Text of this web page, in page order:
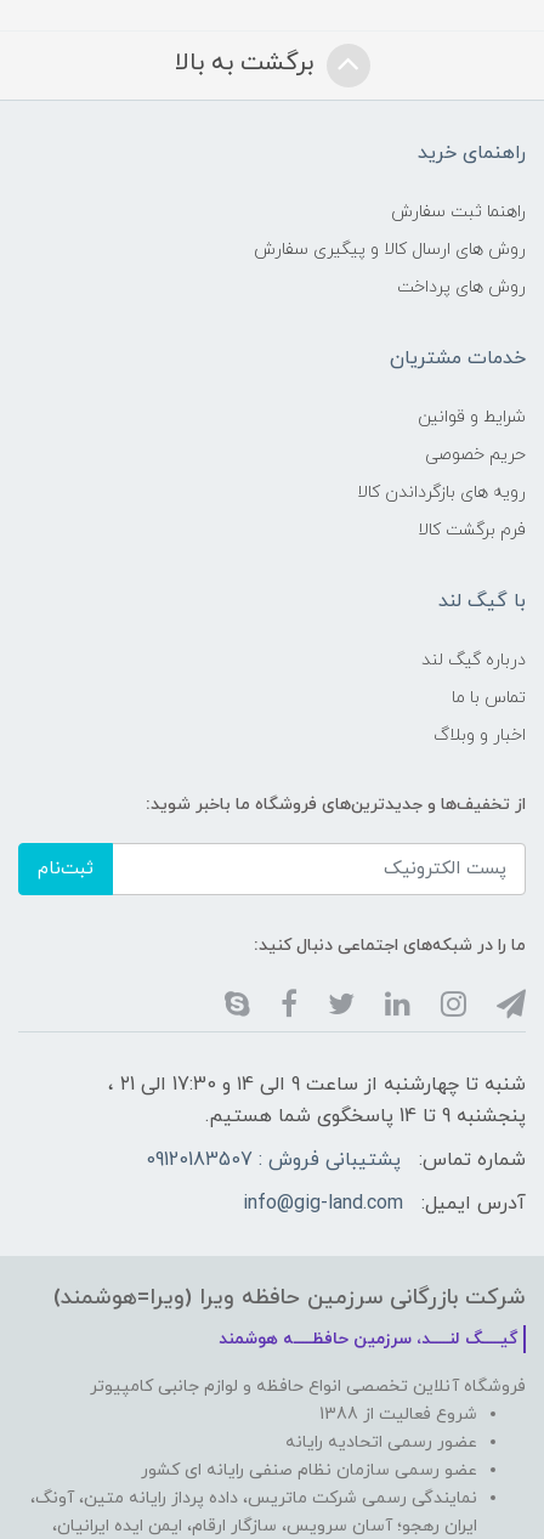
برگشت به بالا
راهنمای خرید
راهنما ثبت سفارش
روش های ارسال کالا و پیگیری سفارش
روش های پرداخت
خدمات مشتریان
شرایط و قوانین
حریم خصوصی
رویه های بازگرداندن کالا
فرم برگشت کالا
با گیگ لند
درباره گیگ لند
تماس با ما
اخبار و وبلاگ
از تخفیف‌ها و جدیدترین‌های فروشگاه ما باخبر شوید:
ثبت‌نام
ما را در شبکه‌های اجتماعی دنبال کنید:
شنبه تا چهارشنبه از ساعت 9 الی ۱4 و 17:30 الی ۲1 ،
پنجشنبه 9 تا 14 پاسخگوی شما هستیم.
شماره تماس:
پشتیبانی فروش : 09120183507
آدرس ایمیل:
info@gig-land.com
شرکت بازرگانی سرزمین حافظه ویرا (ویرا=هوشمند)
گیـــــگ لنـــــد، سرزمین حافظـــــه هوشمند
فروشگاه آنلاین تخصصی انواع حافظه و لوازم جانبی کامپیوتر
شروع فعالیت از 1388
عضور رسمی اتحادیه رایانه
عضو رسمی سازمان نظام صنفی رایانه ای کشور
نمایندگی رسمی شرکت ماتریس، داده پرداز رایانه متین، آونگ،
ایران رهجو؛ آسان سرویس، سازگار ارقام، ایمن ایده ایرانیان،